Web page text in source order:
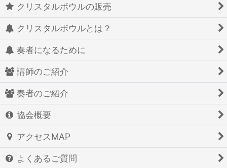
クリスタルボウルの販売
クリスタルボウルとは？
奏者になるために
講師のご紹介
奏者のご紹介
協会概要
アクセスMAP
よくあるご質問